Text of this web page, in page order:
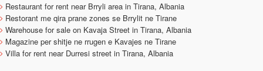
Restaurant for rent near Brryli area in Tirana, Albania
Restorant me qira prane zones se Brrylit ne Tirane
Warehouse for sale on Kavaja Street in Tirana, Albania
Magazine per shitje ne rrugen e Kavajes ne Tirane
Villa for rent near Durresi street in Tirana, Albania